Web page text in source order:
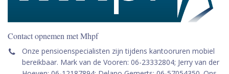
Contact opnemen met Mhpf
Onze pensioenspecialisten zijn tijdens kantooruren mobiel
bereikbaar. Mark van de Vooren: 06-23332804; Jerry van der